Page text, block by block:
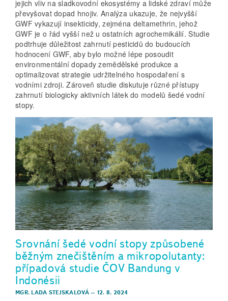
jejich vliv na sladkovodní ekosystémy a lidské zdraví může
převyšovat dopad hnojiv. Analýza ukazuje, že nejvyšší
GWF vykazují insekticidy, zejména deltamethrin, jehož
GWF je o řád vyšší než u ostatních agrochemikálií. Studie
podtrhuje důležitost zahrnutí pesticidů do budoucích
hodnocení GWF, aby bylo možné lépe posoudit
environmentální dopady zemědělské produkce a
optimalizovat strategie udržitelného hospodaření s
vodními zdroji. Zároveň studie diskutuje různé přístupy
zahrnutí biologicky aktivních látek do modelů šedé vodní
stopy.
Srovnání šedé vodní stopy způsobené
běžným znečištěním a mikropolutanty:
případová studie ČOV Bandung v
Indonésii
MGR. LADA STEJSKALOVÁ– 12. 8. 2024